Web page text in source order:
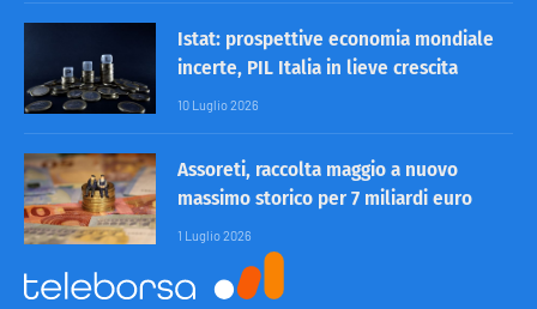
Istat: prospettive economia mondiale
incerte, PIL Italia in lieve crescita
10 Luglio 2026
Assoreti, raccolta maggio a nuovo
massimo storico per 7 miliardi euro
1 Luglio 2026